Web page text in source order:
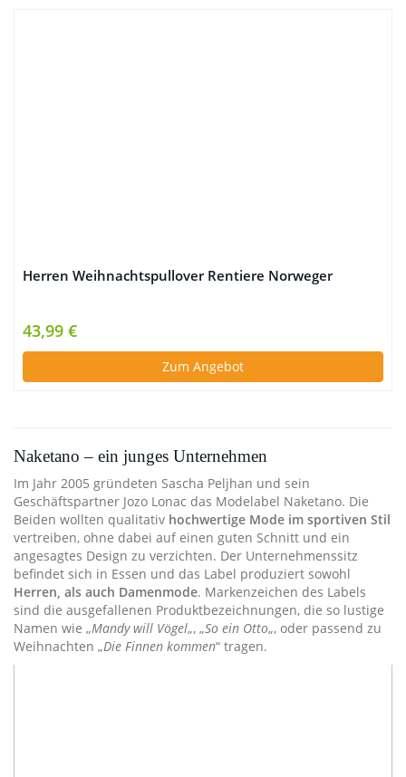
Herren Weihnachtspullover Rentiere Norweger
43,99 €
Zum Angebot
Naketano – ein junges Unternehmen
Im Jahr 2005 gründeten Sascha Peljhan und sein
Geschäftspartner Jozo Lonac das Modelabel Naketano. Die
Beiden wollten qualitativ hochwertige Mode im sportiven Stil
vertreiben, ohne dabei auf einen guten Schnitt und ein
angesagtes Design zu verzichten. Der Unternehmenssitz
befindet sich in Essen und das Label produziert sowohl
Herren, als auch Damenmode. Markenzeichen des Labels
sind die ausgefallenen Produktbezeichnungen, die so lustige
Namen wie „Mandy will Vögel„, „So ein Otto„, oder passend zu
Weihnachten „Die Finnen kommen“ tragen.